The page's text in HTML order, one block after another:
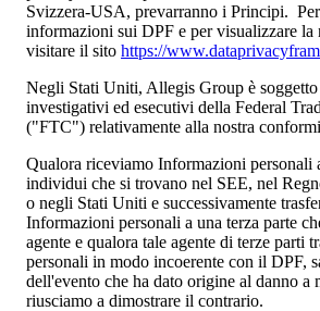
Svizzera-USA, prevarranno i Principi.
informazioni sui DPF e per visualizzare la
visitare il sito https://
Negli Stati Uniti, Allegis Group è
investigativi ed esecutivi della Federal
("FTC") relativamente alla nostra
Qualora riceviamo Informazioni personali
individui che si trovano nel SEE, nel
o negli Stati Uniti e successivamente
Informazioni personali a una terza parte
agente e qualora tale agente di terze parti
personali in modo incoerente con il DPF,
dell'evento che ha dato origine al danno a
riusciamo a dimostrare il contrario.